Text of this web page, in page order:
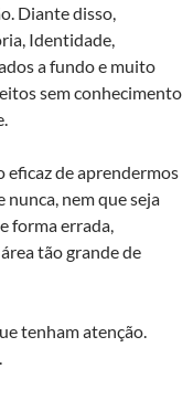
Diante disso,
Identidade,
a fundo e muito
sem conhecimento
de aprendermos
nunca, nem que seja
forma errada,
tão grande de
tenham atenção.